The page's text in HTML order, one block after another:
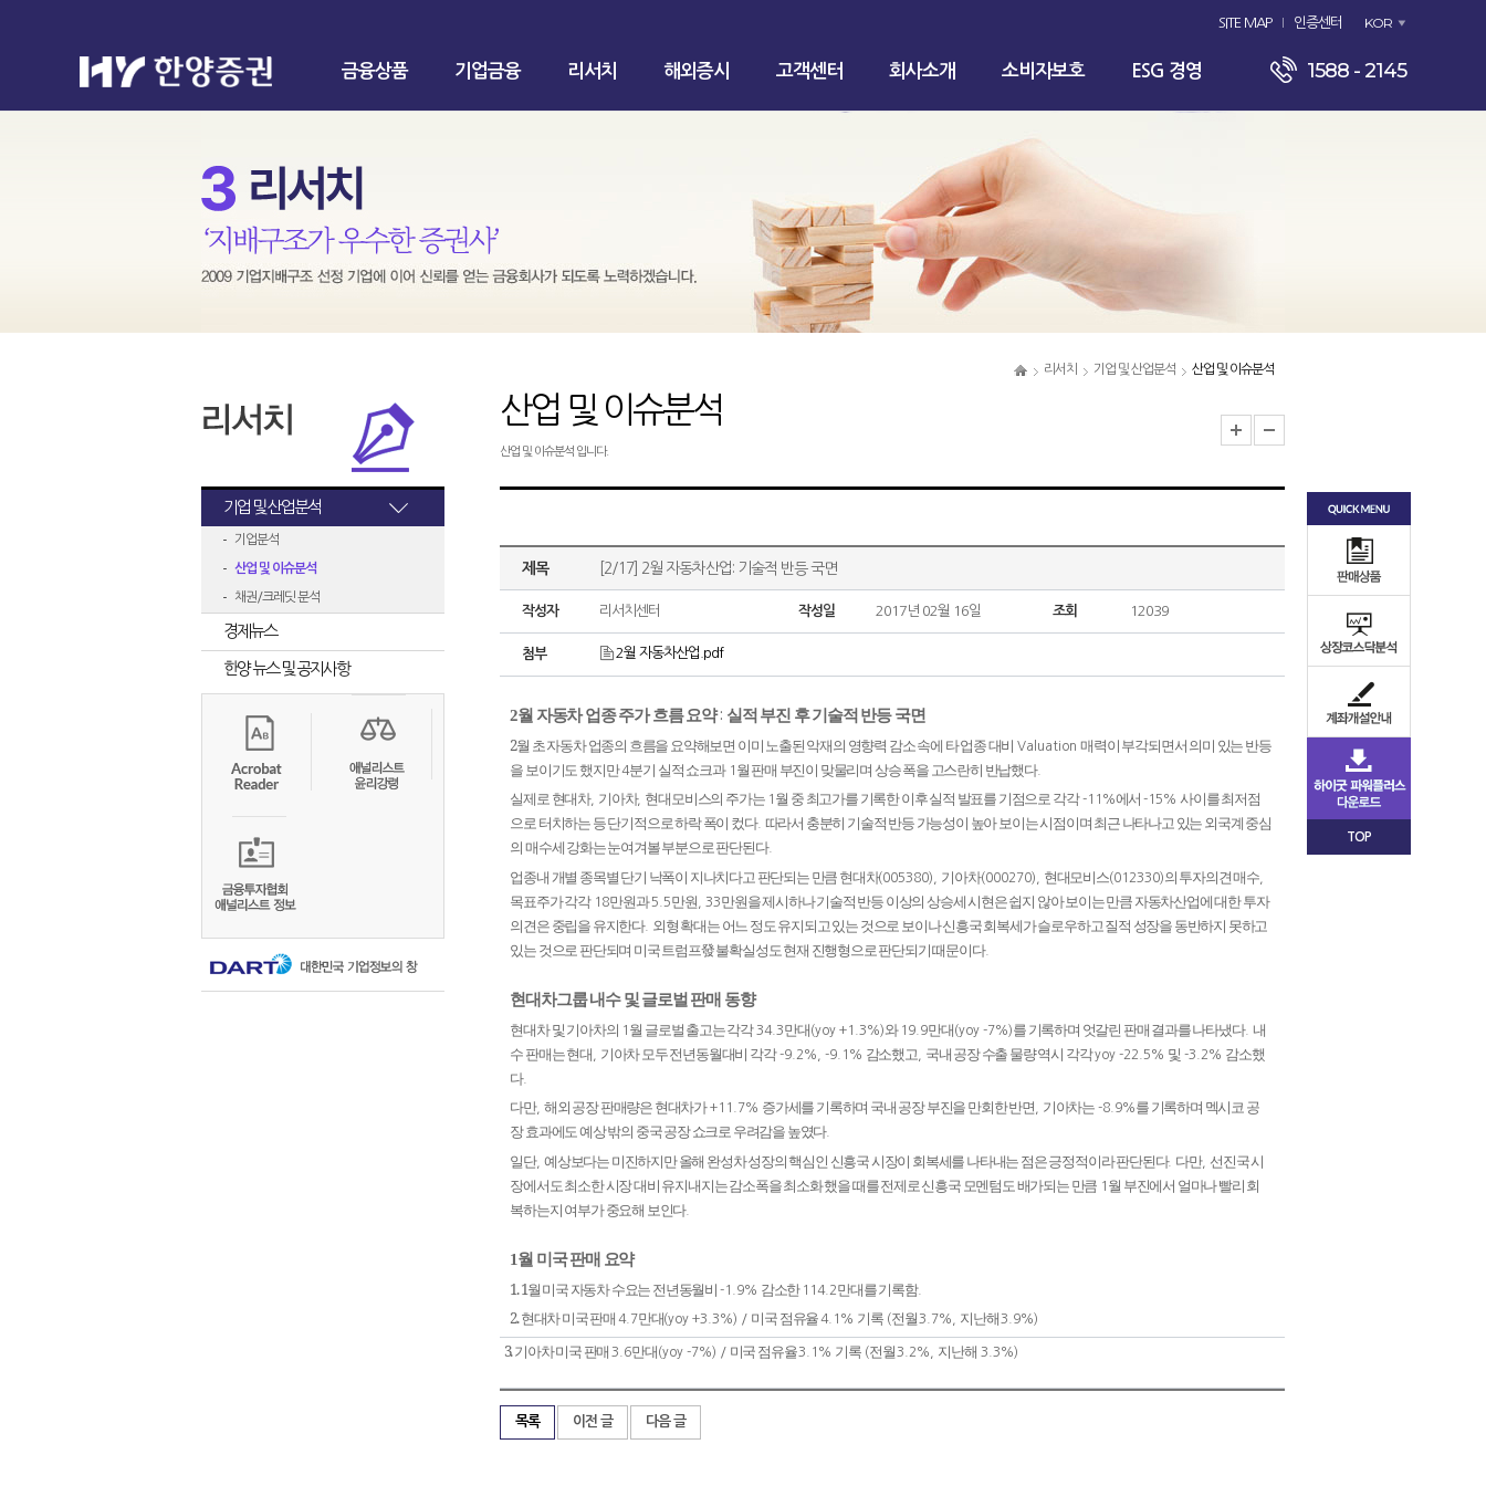
SITE MAP 인증센터 KOR
금융상품 기업금융 리서치 해외증시 고객센터 회사소개 소비자보호 ESG 경영 1588 - 2145
리서치 기업 및 산업분석 산업 및 이슈분석
기업 및 산업분석
기업분석
산업 및 이슈분석
채권/크레딧 분석
경제뉴스
한양 뉴스 및 공지사항
산업 및 이슈분석
산업 및 이슈분석 입니다.
제목 [2/17] 2월 자동차산업: 기술적 반등 국면
작성자 리서치센터 작성일 2017년 02월 16일 조회 12039
첨부 2월 자동차산업.pdf
2월 자동차 업종 주가 흐름 요약: 실적 부진 후 기술적 반등 국면
2월 초 자동차 업종의 흐름을 요약해보면 이미 노출된 악재의 영향력 감소 속에 타 업종 대비 Valuation 매력이 부각되면서 의미 있는 반등
을 보이기도 했지만4분기 실적 쇼크과1 월 판매 부진이 맞물리며 상승 폭을 고스란히 반납했다.
실제로 현대차, 기아차, 현대모비스의 주가는1 월 중 최고가를 기록한 이후 실적 발표를 기점으로 각각-11%에서 -15% 사이를 최저점
으로 터치하는 등 단기적으로 하락 폭이 컸다. 따라서 충분히 기술적 반등 가능성이 높아 보이는 시점이며 최근 나타나고 있는 외국계 중심
의 매수세 강화는 눈여겨볼 부분으로 판단된다.
업종내 개별 종목별 단기 낙폭이 지나치다고 판단되는 만큼 현대차(005380), 기아차(000270), 현대모비스(012330)의 투자의견 매수
목표주가 각각18만원과5.5만원 , 33만원을 제시하나 기술적 반등 이상의 상승세 시현은 쉽지 않아 보이는 만큼 자동차산업에 대한 투자
의견은 중립을 유지한다. 외형 확대는 어느 정도 유지되고 있는 것으로 보이나 신흥국 회복세가 슬로우하고 질적 성장을 동반하지 못하고
있는 것으로 판단되며 미국 트럼프發 불확실성도 현재 진행형으로 판단되기 때문이다.
현대차그룹 내수 및 글로벌 판매 동향
현대차 및 기아차의 1 월 글로벌 출고는 각각34.3만대(yoy +1.3%)와19.9만대(yoy -7%)를 기록하며 엇갈린 판매 결과를 나타냈다. 내
수 판매는 현대 기아차 모두 전년동월대비 각각-9.2%, -9.1% 감소했고 국내 공장 수출 물량 역시 각각yoy -22.5% 및 -3.2% 감소했
다.
다만,해외 공장 판매량은 현대차가+11.7% 증가세를 기록하며 국내 공장 부진을 만회한 반면 기아차는 -8.9%를 기록하며 멕시코 공
장 효과에도 예상 밖의 중국 공장 쇼크로 우려감을 높였다.
일단,예상보다는 미진하지만 올해 완성차 성장의 핵심인 신흥국 시장이 회복세를 나타내는 점은 긍정적이라 판단된다. 다만, 선진국 시
장에서도 최소한 시장 대비 유지내지는 감소폭을 최소화 했을 때를 전제로 신흥국 모멘텀도 배가되는 만큼 1 월 부진에서 얼마나 빨리 회
복하는지 여부가 중요해 보인다.
1월 미국 판매 요약
1. 1월 미국 자동차 수요는 전년동월비 -1.9% 감소한 114.2만대를 기록함.
2.현대차 미국 판매 4.7만대(yoy +3.3%) / 미국 점유율4.1% 기록(전월3.7%, 지난해3.9%)
3.기아차 미국 판매3.6만대(yoy -7%) / 미국 점유율3.1% 기록(전월3.2%, 지난해 3.3%)
목록 이전 글 다음 글
TOP